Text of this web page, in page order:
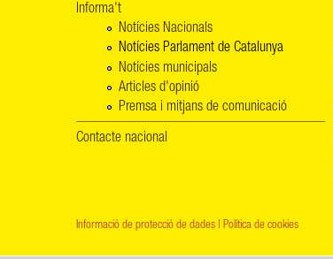
Informa't
Notícies Nacionals
Notícies Parlament de Catalunya
Notícies municipals
Articles d'opinió
Premsa i mitjans de comunicació
Contacte nacional
Informació de protecció de dades | Política de cookies